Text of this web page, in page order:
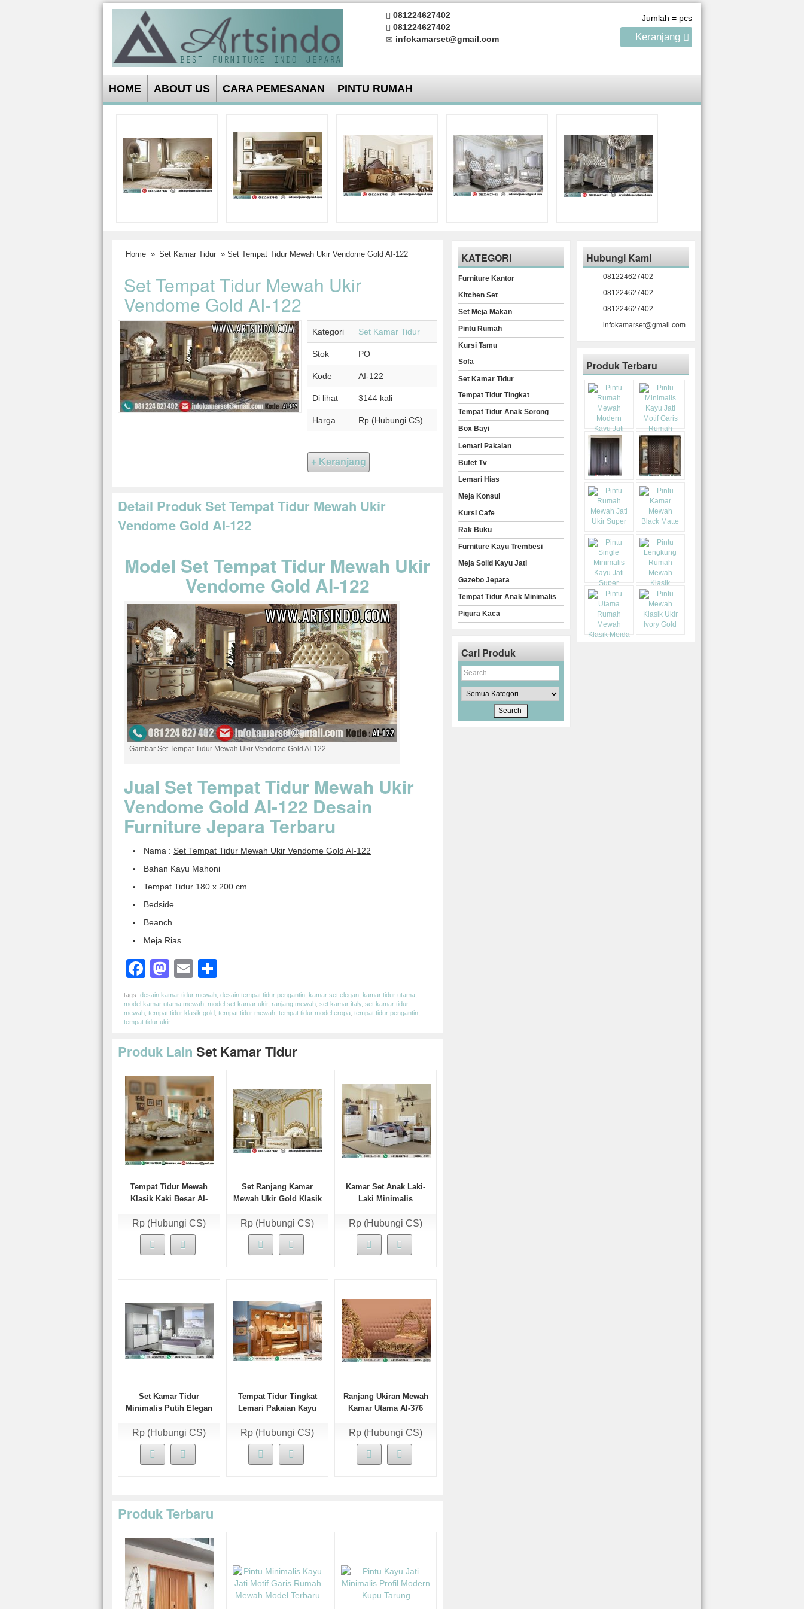
081224627402
081224627402
infokamarset@gmail.com
Jumlah = pcs
Keranjang
HOME ABOUT US CARA PEMESANAN PINTU RUMAH
Home » Set Kamar Tidur » Set Tempat Tidur Mewah Ukir Vendome Gold AI-122
Set Tempat Tidur Mewah Ukir
Vendome Gold AI-122
Kategori Set Kamar Tidur
Stok PO
Kode AI-122
Di lihat 3144 kali
Harga Rp (Hubungi CS)
Detail Produk Set Tempat Tidur Mewah Ukir
Vendome Gold AI-122
Model Set Tempat Tidur Mewah Ukir
Vendome Gold AI-122
Gambar Set Tempat Tidur Mewah Ukir Vendome Gold AI-122
Jual Set Tempat Tidur Mewah Ukir
Vendome Gold AI-122 Desain
Furniture Jepara Terbaru
Nama : Set Tempat Tidur Mewah Ukir Vendome Gold AI-122
Bahan Kayu Mahoni
Tempat Tidur 180 x 200 cm
Bedside
Beanch
Meja Rias
Facebook
Mastodon
Email
tags: desain kamar tidur mewah desain tempat tidur pengantin kamar set elegan kamar tidur utama
model kamar utama mewah model set kamar ukir, ranjang mewah set kamar italy, set kamar tidur
mewah tempat tidur klasik gold tempat tidur mewah tempat tidur model eropa tempat tidur pengantin
tempat tidur ukir
Produk Lain Set Kamar Tidur
Tempat Tidur Mewah
Klasik Kaki Besar AI-
Rp (Hubungi CS)
Set Ranjang Kamar
Mewah Ukir Gold Klasik
Rp (Hubungi CS)
Kamar Set Anak Laki-
Laki Minimalis
Rp (Hubungi CS)
Set Kamar Tidur
Minimalis Putih Elegan
Rp (Hubungi CS)
Tempat Tidur Tingkat
Lemari Pakaian Kayu
Rp (Hubungi CS)
Ranjang Ukiran Mewah
Kamar Utama AI-376
Rp (Hubungi CS)
Produk Terbaru
KATEGORI
Furniture Kantor
Kitchen Set
Set Meja Makan
Pintu Rumah
Kursi Tamu
Sofa
Set Kamar Tidur
Tempat Tidur Tingkat
Tempat Tidur Anak Sorong
Box Bayi
Lemari Pakaian
Bufet Tv
Lemari Hias
Meja Konsul
Kursi Cafe
Rak Buku
Furniture Kayu Trembesi
Meja Solid Kayu Jati
Gazebo Jepara
Tempat Tidur Anak Minimalis
Pigura Kaca
Cari Produk
Hubungi Kami
081224627402
081224627402
081224627402
infokamarset@gmail.com
Produk Terbaru